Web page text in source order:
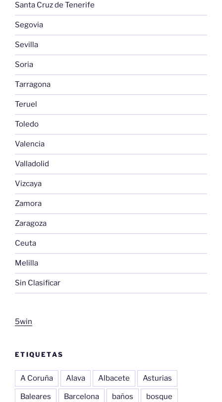
Santa Cruz de Tenerife
Segovia
Sevilla
Soria
Tarragona
Teruel
Toledo
Valencia
Valladolid
Vizcaya
Zamora
Zaragoza
Ceuta
Melilla
Sin Clasificar
5win
ETIQUETAS
A Coruña Alava Albacete Asturias
Baleares Barcelona baños bosque